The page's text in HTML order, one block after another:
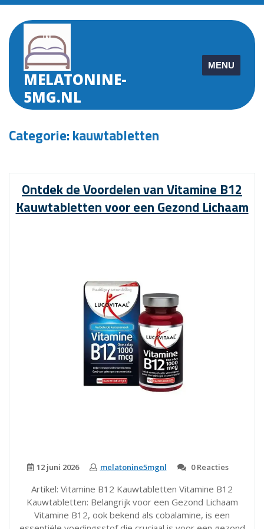
Skip
content
MELATONINE-
5MG.NL
MENU
Categorie:kauwtabletten
Ontdek de Voordelen van Vitamine B12
Kauwtabletten voor een Gezond Lichaam
12 juni 2026 melatonine5mgnl 0 Reacties
Artikel: Vitamine B12 Kauwtabletten Vitamine B12
Kauwtabletten: Belangrijk voor een Gezond Lichaam
Vitamine B12, ook bekend als cobalamine, is een